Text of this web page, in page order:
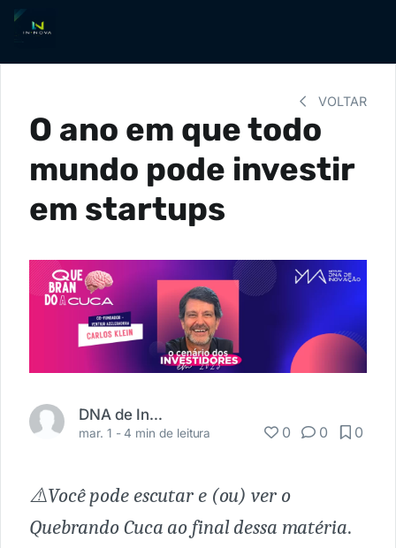
VOLTAR
O ano em que todo
mundo pode investir
em startups
DNA de Inovação
mar. 1 -4 min de leitura 0 0 0
⚠️Você pode escutar e (ou) ver o
Quebrando Cuca ao final dessa matéria.